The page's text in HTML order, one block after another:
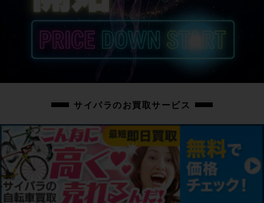
サイパラのお買取サービス